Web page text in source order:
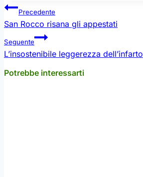
Navigazione
articoli
Precedente
San Rocco risana gli appestati
Seguente
L’insostenibile leggerezza dell’infarto
Potrebbe interessarti